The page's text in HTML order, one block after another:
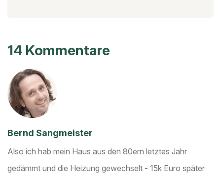
14 Kommentare
Bernd Sangmeister
Also ich hab mein Haus aus den 80ern letztes Jahr
gedämmt und die Heizung gewechselt - 15k Euro später